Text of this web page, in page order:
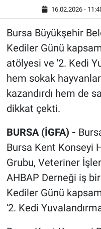
16.02.2026 -
Bursa Büyükşehir
Kediler Günü
atölyesi ve '2. Kedi
hem sokak
kazandırdı hem de
dikkat çekti.
BURSA (İGFA) -
Bursa Kent Konseyi
Grubu, Veteriner
AHBAP Derneği iş
Kediler Günü
'2. Kedi